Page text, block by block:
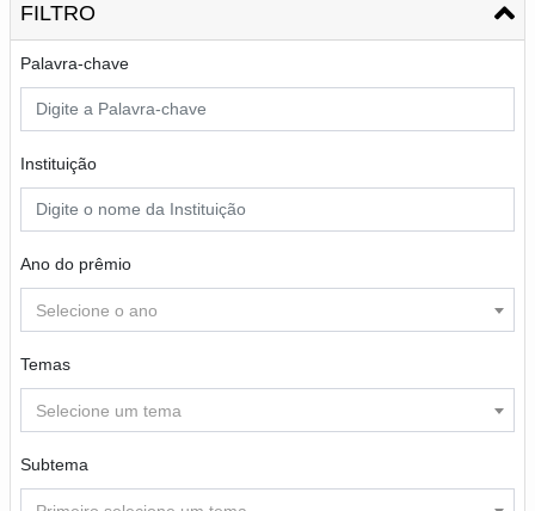
FILTRO
Palavra-chave
Instituição
Ano do prêmio
Selecione o ano
Temas
Selecione um tema
Subtema